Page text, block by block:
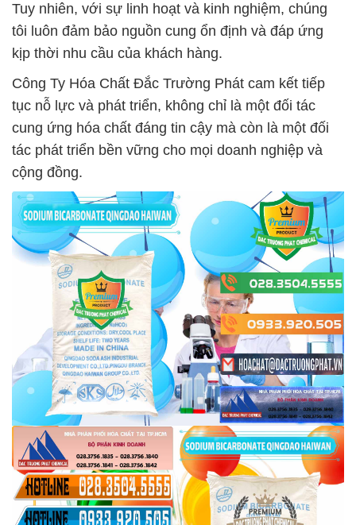
Tuy nhiên, với sự linh hoạt và kinh nghiệm, chúng
tôi luôn đảm bảo nguồn cung ổn định và đáp ứng
kịp thời nhu cầu của khách hàng.
Công Ty Hóa Chất Đắc Trường Phát cam kết tiếp
tục nỗ lực và phát triển, không chỉ là một đối tác
cung ứng hóa chất đáng tin cậy mà còn là một đối
tác phát triển bền vững cho mọi doanh nghiệp và
cộng đồng.